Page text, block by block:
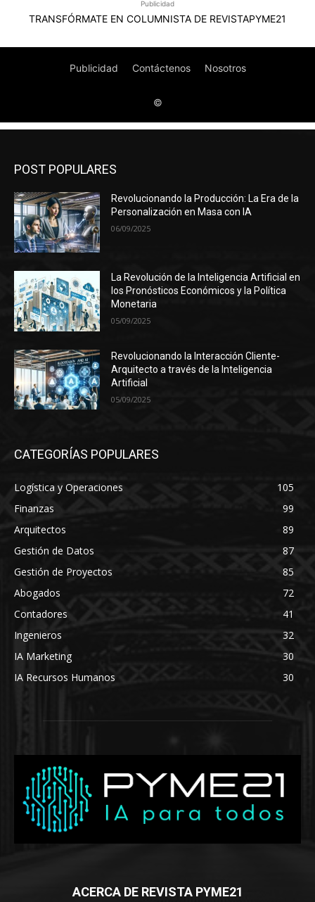
POST POPULARES
Revolucionando la Producción: La Era de la
Personalización en Masa con IA
06/09/2025
La Revolución de la Inteligencia Artificial en
los Pronósticos Económicos y la Política
Monetaria
05/09/2025
Revolucionando la Interacción Cliente-
Arquitecto a través de la Inteligencia
Artificial
05/09/2025
CATEGORÍAS POPULARES
Logística y Operaciones
105
Finanzas
99
Arquitectos
89
Gestión de Datos
87
Gestión de Proyectos
85
Abogados
72
Contadores
41
Ingenieros
32
IA Marketing
30
IA Recursos Humanos
30
ACERCA DE REVISTA PYME21